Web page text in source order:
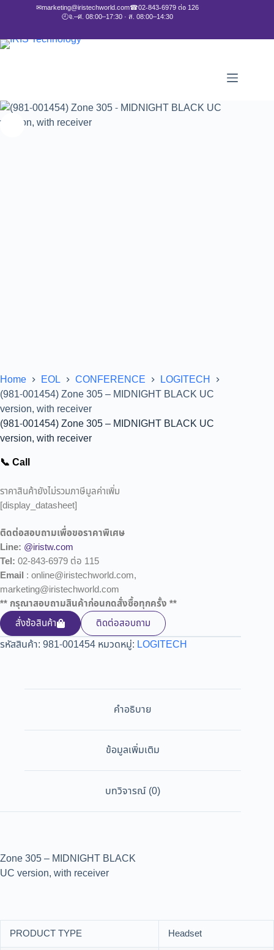
✉marketing@iristechworld.com☎02-843-6979 ต่อ 126
🕘จ.–ศ. 08:00–17:30 · ส. 08:00–14:30
Home EOL CONFERENCE
LOGITECH
(981-001454) Zone 305 – MIDNIGHT BLACK UC
version, with receiver
(981-001454) Zone 305 – MIDNIGHT BLACK UC
version, with receiver
📞 Call
ราคาสินค้ายังไม่รวมภาษีมูลค่าเพิ่ม
[display_datasheet]
ติดต่อสอบถามเพื่อขอราคาพิเศษ
Line: @iristw.com
Tel: 02-843-6979 ต่อ 115
Email : online@iristechworld.com,
marketing@iristechworld.com
** กรุณาสอบถามสินค้าก่อนกดสั่งซื้อทุกครั้ง **
สั่งซ้อสินค้า
ติดต่อสอบถาม
รหัสสินค้า: 981-001454 หมวดหมู่: LOGITECH
คำอธิบาย
ข้อมูลเพิ่มเติม
บทวิจารณ์ (0)
Zone 305 – MIDNIGHT BLACK
UC version, with receiver
PRODUCT TYPE
Headset